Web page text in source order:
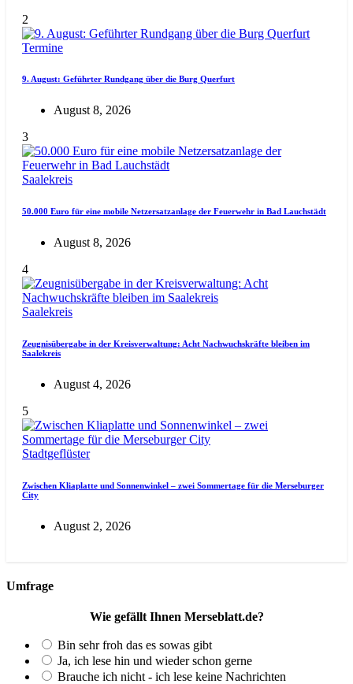
2
Termine
9. August: Geführter Rundgang über die Burg Querfurt
August 8, 2026
3
Saalekreis
50.000 Euro für eine mobile Netzersatzanlage der Feuerwehr in Bad Lauchstädt
August 8, 2026
4
Saalekreis
Zeugnisübergabe in der Kreisverwaltung: Acht Nachwuchskräfte bleiben im
Saalekreis
August 4, 2026
5
Stadtgeflüster
Zwischen Kliaplatte und Sonnenwinkel – zwei Sommertage für die Merseburger
City
August 2, 2026
Umfrage
Wie gefällt Ihnen Merseblatt.de?
Bin sehr froh das es sowas gibt
Ja, ich lese hin und wieder schon gerne
Brauche ich nicht - ich lese keine Nachrichten